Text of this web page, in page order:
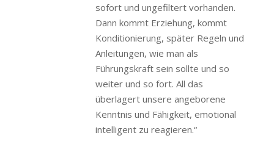
sofort und ungefiltert vorhanden.
Dann kommt Erziehung, kommt
Konditionierung, später Regeln und
Anleitungen, wie man als
Führungskraft sein sollte und so
weiter und so fort. All das
überlagert unsere angeborene
Kenntnis und Fähigkeit, emotional
intelligent zu reagieren.“